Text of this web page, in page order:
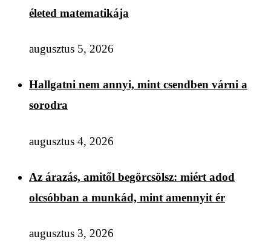
életed matematikája
augusztus 5, 2026
Hallgatni nem annyi, mint csendben várni a
sorodra
augusztus 4, 2026
Az árazás, amitől begörcsölsz: miért adod
olcsóbban a munkád, mint amennyit ér
augusztus 3, 2026